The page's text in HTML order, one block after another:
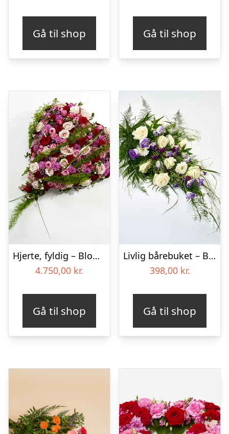
Gå til shop Gå til shop
Hjerte, fyldig – Blomster til begravelse
4.750,00 kr.
Gå til shop
Livlig bårebuket – Blomster til begravelse
398,00 kr.
Gå til shop